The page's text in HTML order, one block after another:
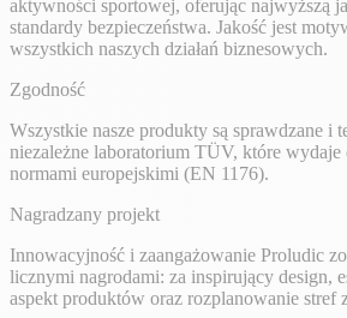
aktywności sportowej, oferując najwyższą
standardy bezpieczeństwa. Jakość jest
wszystkich naszych działań biznesowych.
Zgodność
Wszystkie nasze produkty są sprawdzane i
niezależne laboratorium TÜV, które
normami europejskimi (EN 1176).
Nagradzany projekt
Innowacyjność i zaangażowanie Proludic
licznymi nagrodami: za inspirujący design,
aspekt produktów oraz rozplanowanie stref